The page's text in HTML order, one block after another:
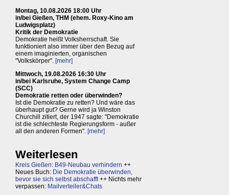
Montag, 10.08.2026 18:00 Uhr
in/bei Gießen, THM (ehem. Roxy-Kino am
Ludwigsplatz)
Kritik der Demokratie
Demokratie heißt Volksherrschaft. Sie
funktioniert also immer über den Bezug auf
einem imaginierten, organischen
"Volkskörper". [mehr]
Mittwoch, 19.08.2026 16:30 Uhr
in/bei Karlsruhe, System Change Camp
(SCC)
Demokratie retten oder überwinden?
Ist die Demokratie zu retten? Und wäre das
überhaupt gut? Gerne wird ja Winston
Churchill zitiert, der 1947 sagte: "Demokratie
ist die schlechteste Regierungsform - außer
all den anderen Formen". [mehr]
Weiterlesen
Kreis Gießen: B49-Neubau verhindern ++
Neues Buch: Die Demokratie überwinden,
bevor sie sich selbst abschafft++ Nichts mehr
verpassen: Mailverteiler&Chats